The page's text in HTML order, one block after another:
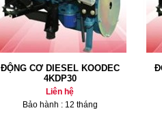
ĐỘNG CƠ DIESEL KOODEC
4KDP30
Liên hệ
Bảo hành : 12 tháng